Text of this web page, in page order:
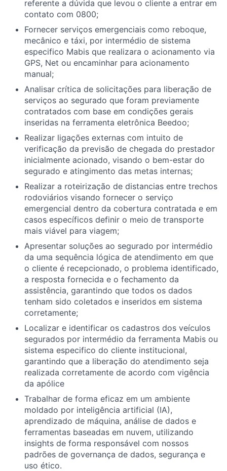
referente a dúvida que levou o cliente a entrar em
contato com 0800;
Fornecer serviços emergenciais como reboque,
mecânico e táxi, por intermédio de sistema
especifico Mabis que realizara o acionamento via
GPS, Net ou encaminhar para acionamento
manual;
Analisar crítica de solicitações para liberação de
serviços ao segurado que foram previamente
contratados com base em condições gerais
inseridas na ferramenta eletrônica Beedoo;
Realizar ligações externas com intuito de
verificação da previsão de chegada do prestador
inicialmente acionado, visando o bem-estar do
segurado e atingimento das metas internas;
Realizar a roteirização de distancias entre trechos
rodoviários visando fornecer o serviço
emergencial dentro da cobertura contratada e em
casos específicos definir o meio de transporte
mais viável para viagem;
Apresentar soluções ao segurado por intermédio
da uma sequência lógica de atendimento em que
o cliente é recepcionado, o problema identificado,
a resposta fornecida e o fechamento da
assistência, garantindo que todos os dados
tenham sido coletados e inseridos em sistema
corretamente;
Localizar e identificar os cadastros dos veículos
segurados por intermédio da ferramenta Mabis ou
sistema especifico do cliente institucional,
garantindo que a liberação do atendimento seja
realizada corretamente de acordo com vigência
da apólice
Trabalhar de forma eficaz em um ambiente
moldado por inteligência artificial (IA),
aprendizado de máquina, análise de dados e
ferramentas baseadas em nuvem, utilizando
insights de forma responsável com nossos
padrões de governança de dados, segurança e
uso ético.